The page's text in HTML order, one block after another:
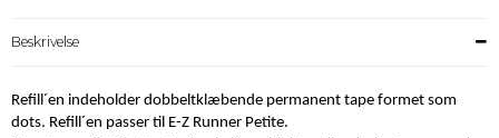
Beskrivelse
Refill´en indeholder dobbeltklæbende permanent tape formet som
dots. Refill´en passer til E-Z Runner Petite.